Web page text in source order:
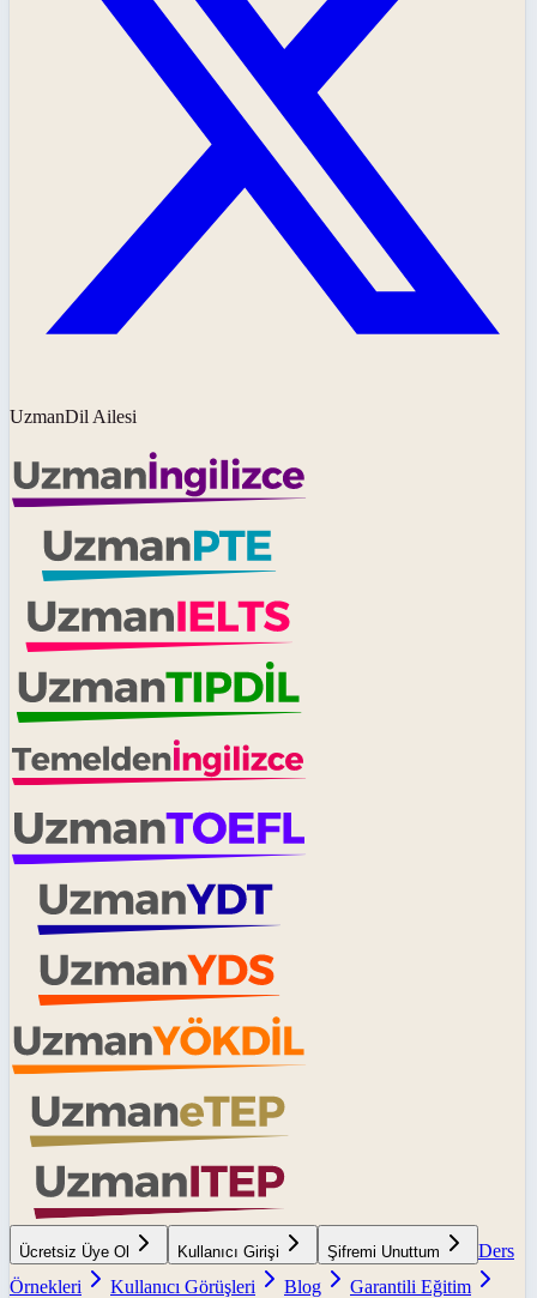
UzmanDil Ailesi
Ücretsiz Üye Ol Kullanıcı Girişi Şifremi Unuttum
Ders
Örnekleri
Kullanıcı Görüşleri Blog
Garantili Eğitim